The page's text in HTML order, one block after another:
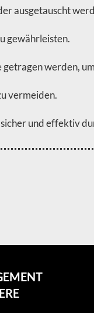
ausgetauscht
gewährleisten.
werden,
vermeiden.
und effektiv